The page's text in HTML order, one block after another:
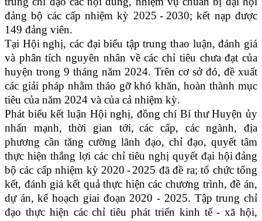
đảng bộ các cấp nhiệm kỳ 2025 - 2030;kết nạp được
149 đảng viên.
Tại Hội nghị, các đại biểu tập trung thao luận, đánh giá
và phân tích nguyên nhân về các chỉ tiêu chưa đạt của
huyện trong 9 tháng năm 2024. Trên cơ sở đó, đề xuất
các giải pháp nhằm tháo gỡ khó khăn, hoàn thành mục
tiêu của năm 2024 và của cả nhiệm kỳ.
Phát biểu kết luận Hội nghị, đồng chí Bí thư Huyện ủy
nhấn mạnh, thời gian tới, các cấp, các ngành,địa
phương cần tăng cường lãnh đạo, chỉ đạo, quyết tâm
thực hiện thắng lợi các chỉ tiêu nghị quyết đại hộiđảng
bộcác cấp nhiệm kỳ 2020 -2025 đã đề ra;tổ chức tổng
kết, đánh giá kết quả thực hiện các chương trình, đề án,
dự án, kế hoạch giai đoạn 2020 - 2025. Tập trung chỉ
đạo thực hiện các chỉ tiêu phát triển kinh tế - xã hội,